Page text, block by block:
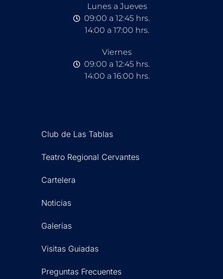
Lunes a Jueves
09:00 a 12:45 hrs.
14:00 a 17:00 hrs.
Viernes
09:00 a 12:45 hrs.
14:00 a 16:00 hrs.
Club de Las Tablas
Teatro Regional Cervantes
Cartelera
Noticias
Galerías
Visitas Guiadas
Preguntas Frecuentes